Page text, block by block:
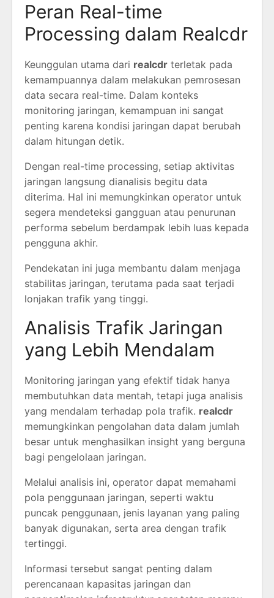
Peran Real-time
Processing dalam Realcdr
Keunggulan utama dari realcdr terletak pada
kemampuannya dalam melakukan pemrosesan
data secara real-time. Dalam konteks
monitoring jaringan, kemampuan ini sangat
penting karena kondisi jaringan dapat berubah
dalam hitungan detik.
Dengan real-time processing, setiap aktivitas
jaringan langsung dianalisis begitu data
diterima. Hal ini memungkinkan operator untuk
segera mendeteksi gangguan atau penurunan
performa sebelum berdampak lebih luas kepada
pengguna akhir.
Pendekatan ini juga membantu dalam menjaga
stabilitas jaringan, terutama pada saat terjadi
lonjakan trafik yang tinggi.
Analisis Trafik Jaringan
yang Lebih Mendalam
Monitoring jaringan yang efektif tidak hanya
membutuhkan data mentah, tetapi juga analisis
yang mendalam terhadap pola trafik. realcdr
memungkinkan pengolahan data dalam jumlah
besar untuk menghasilkan insight yang berguna
bagi pengelolaan jaringan.
Melalui analisis ini, operator dapat memahami
pola penggunaan jaringan, seperti waktu
puncak penggunaan, jenis layanan yang paling
banyak digunakan, serta area dengan trafik
tertinggi.
Informasi tersebut sangat penting dalam
perencanaan kapasitas jaringan dan